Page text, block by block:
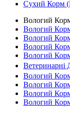
Сухий Корм
Вологий
Вологий
Вологий
Вологий
Вологий
Ветеринарні
Вологий
Вологий
Вологий
Вологий